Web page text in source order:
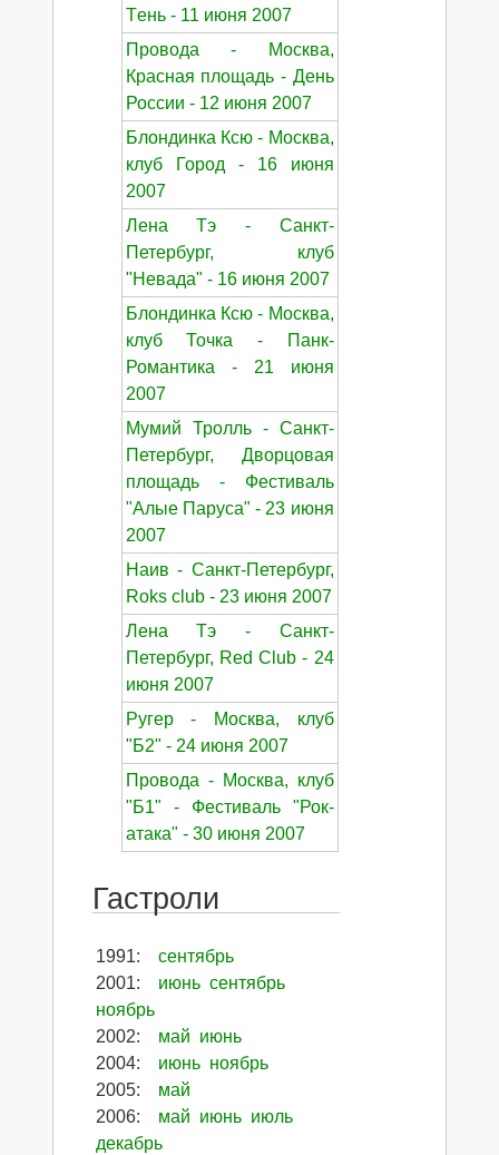
Tень - 11 июня 2007
Провода - Москва,
Красная площадь - День
России - 12 июня 2007
Блондинка Ксю - Москва,
клуб Город - 16 июня
2007
Лена Тэ - Санкт-
Петербург, клуб
"Невада" - 16 июня 2007
Блондинка Ксю - Москва,
клуб Точка - Панк-
Романтика - 21 июня
2007
Мумий Тролль - Санкт-
Петербург, Дворцовая
площадь - Фестиваль
"Алые Паруса" - 23 июня
2007
Наив - Санкт-Петербург,
Roks club - 23 июня 2007
Лена Тэ - Санкт-
Петербург, Red Club - 24
июня 2007
Ругер - Москва, клуб
"Б2" - 24 июня 2007
Провода - Москва, клуб
"Б1" - Фестиваль "Рок-
атака" - 30 июня 2007
Гастроли
1991:
сентябрь
2001: июнь сентябрь
ноябрь
2002: май июнь
2004: июнь ноябрь
2005:
май
2006: май июнь июль
декабрь